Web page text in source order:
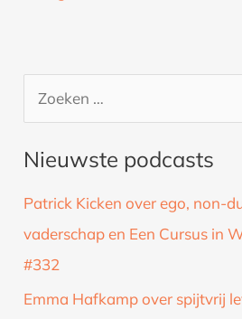
e
k
a
Nieuwste podcasts
Patrick Kicken over ego, non-
vaderschap en Een Cursus in
#332
Emma Hafkamp over spijtvrij